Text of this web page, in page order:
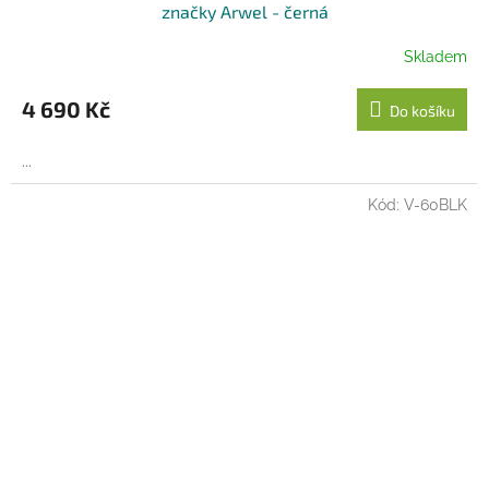
R
M
A
značky Arwel - černá
Skladem
4 690 Kč Do košíku
...
Kód: V-60BLK